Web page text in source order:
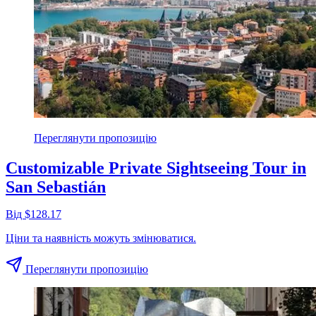
Переглянути пропозицію
Customizable Private Sightseeing Tour in
San Sebastián
Від $128.17
Ціни та наявність можуть змінюватися.
Переглянути пропозицію